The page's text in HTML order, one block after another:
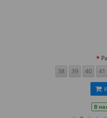
38
39 40 41
В